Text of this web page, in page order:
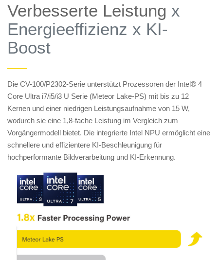
Verbesserte Leistung x
Energieeffizienz x KI-
Boost
——
Die CV-100/P2302-Serie unterstützt Prozessoren der Intel® 4
Core Ultra i7/i5/i3 U Serie (Meteor Lake-PS) mit bis zu 12
Kernen und einer niedrigen Leistungsaufnahme von 15 W,
wodurch sie eine 1,8-fache Leistung im Vergleich zum
Vorgängermodell bietet. Die integrierte Intel NPU ermöglicht eine
schnellere und effizientere KI-Beschleunigung für
hochperformante Bildverarbeitung und KI-Erkennung.